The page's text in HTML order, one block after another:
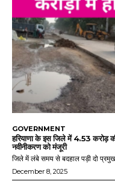
GOVERNMENT
हरियाणा के इस जिले में 4.53 करोड़
नवीनीकरण को मंजूरी
जिले में लंबे समय से बदहाल पड़ी दो प्रमुख
December 8, 2025